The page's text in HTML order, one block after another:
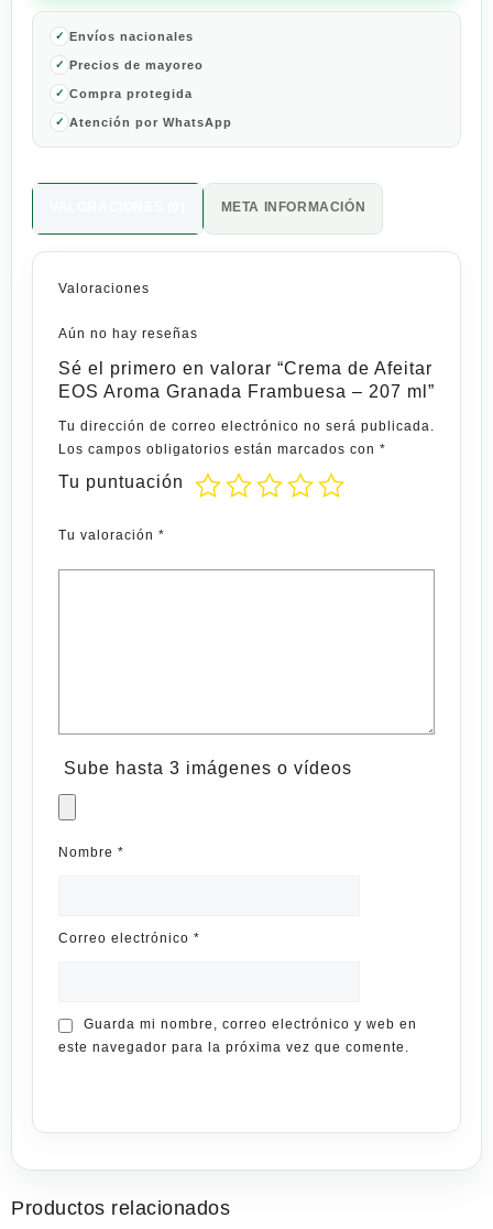
Envíos nacionales
Precios de mayoreo
Compra protegida
Atención por WhatsApp
META INFORMACIÓN
Valoraciones
Aún no hay reseñas
Sé el primero en valorar “Crema de Afeitar
EOS Aroma Granada Frambuesa – 207 ml”
Tu dirección de correo electrónico no será publicada.
Los campos obligatorios están marcados con *
Tu puntuación
Tu valoración *
Sube hasta 3 imágenes o vídeos
Nombre *
Correo electrónico *
Guarda mi nombre, correo electrónico y web en
este navegador para la próxima vez que comente.
Productos relacionados